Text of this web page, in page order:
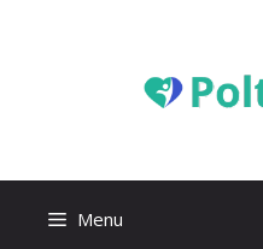
Menu